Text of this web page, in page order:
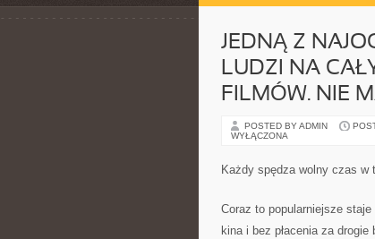
JEDNĄ Z
LUDZI NA
FILMÓW. NIE
POSTED BY ADMIN
WYŁĄCZONA
Każdy spędza wolny czas w
Coraz to popularniejsze
kina i bez płacenia za